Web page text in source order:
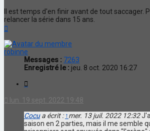
Il est temps d'en finir avant de tout saccager.
relancer la série dans 15 ans.
robinne
Messages : 7263
Enregistré le : jeu. 8 oct. 2020 16:27
lun. 19 sept. 2022 19:48
Cocua écrit : ↑mer. 13 juil. 2022 12:32
saison en 2 parties, mais il me semble